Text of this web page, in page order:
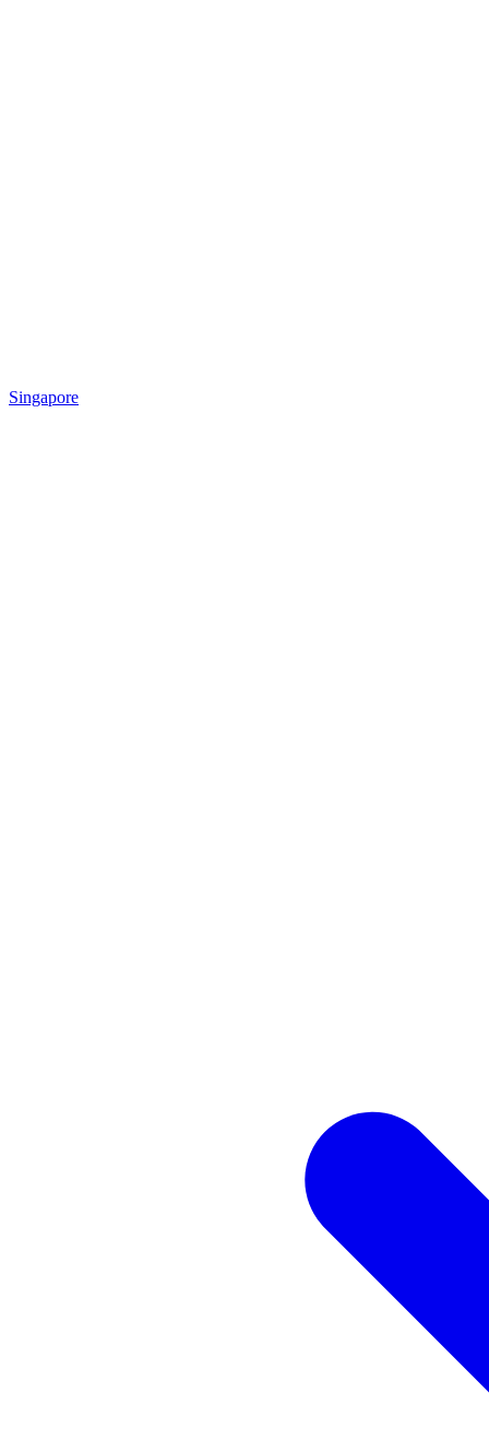
Singapore